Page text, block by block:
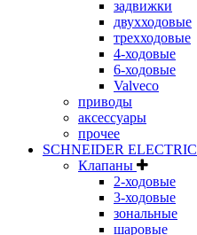
задвижки
двухходовые
трехходовые
4-ходовые
6-ходовые
Valveco
приводы
аксессуары
прочее
SCHNEIDER ELECTRIC
Клапаны
2-ходовые
3-ходовые
зональные
шаровые